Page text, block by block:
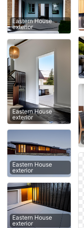
Eastern House
exterior
Eastern House
exterior
Eastern House
exterior
Eastern House
exterior